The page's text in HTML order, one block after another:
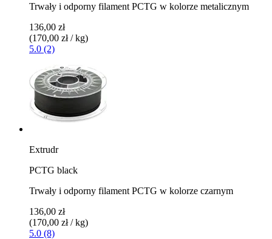
Trwały i odporny filament PCTG w kolorze metalicznym
136,00 zł
(170,00 zł / kg)
5.0 (2)
Extrudr
PCTG black
Trwały i odporny filament PCTG w kolorze czarnym
136,00 zł
(170,00 zł / kg)
5.0 (8)